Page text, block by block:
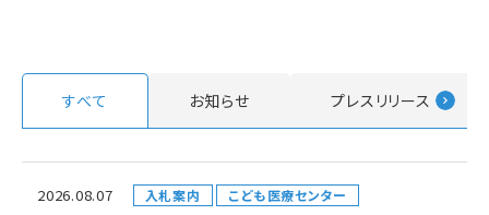
すべて お知らせ プレスリリース
2026.08.07 入札案内 こども医療センター